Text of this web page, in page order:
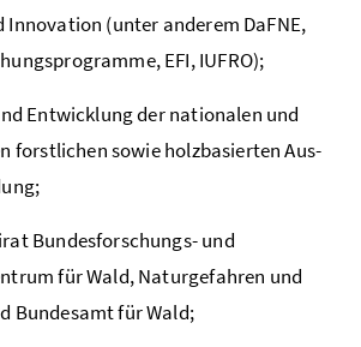
Innovation (unter anderem DaFNE,
EFI,IUFRO);
Entwicklung der nationalen und
forstlichen sowie holzbasierten Aus-
Bundesforschungs- und
für Wald, Naturgefahren und
Bundesamt für Wald;